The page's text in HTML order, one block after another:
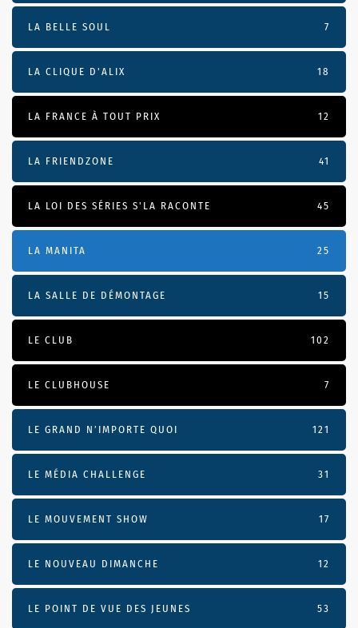
LA BELLE SOUL 7
LA CLIQUE D'ALIX 18
LA FRANCE À TOUT PRIX 12
LA FRIENDZONE 41
LA LOI DES SÉRIES S'LA RACONTE 45
LA MANITA 25
LA SALLE DE DÉMONTAGE 15
LE CLUB 102
LE CLUBHOUSE 7
LE GRAND N’IMPORTE QUOI 121
LE MÉDIA CHALLENGE 31
LE MOUVEMENT SHOW 17
LE NOUVEAU DIMANCHE 12
LE POINT DE VUE DES JEUNES 53